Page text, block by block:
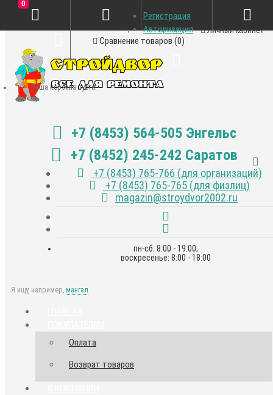
Личный кабинет
Закладки (0)
Сравнение товаров (0)
+7 (8453) 564-505 Энгельс
+7 (8452) 245-242 Саратов
+7 (8453) 765-766 (для организаций)
+7 (8453) 765-765 (для физлиц)
magazin@stroydvor2002.ru
пн-сб: 8:00 - 19:00;
воскресенье: 8:00 - 18:00
Я ищу, например, мангал
Регистрация
Авторизация
0
Ваша корзина пуста!
Оплата
Возврат товаров